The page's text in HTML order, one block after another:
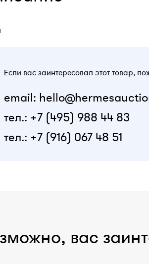
Если вас заинтересовал этот товар,
email:
тел.: +7 (495) 988 44 83
тел.: +7 (916) 067 48 51
вас